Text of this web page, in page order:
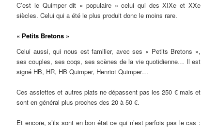
C’est le Quimper dit « populaire » celui qui des XIXe et XXe
siècles. Celui qui a été le plus produit donc le moins rare.
« Petits Bretons »
Celui aussi, qui nous est familier, avec ses « Petits Bretons »,
ses couples, ses coqs, ses scènes de la vie quotidienne… Il est
signé HB, HR, HB Quimper, Henriot Quimper…
Ces assiettes et autres plats ne dépassent pas les 250 € mais et
sont en général plus proches des 20 à 50 €.
Et encore, s’ils sont en bon état ce qui n’est parfois pas le cas :